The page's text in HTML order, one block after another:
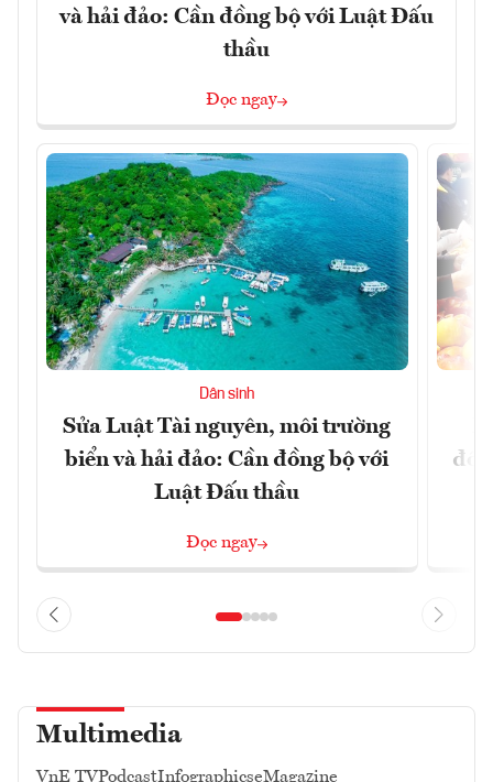
và hải đảo: Cần đồng bộ với Luật Đấu
thầu
Đọc ngay
Dân sinh
Sửa Luật Tài nguyên, môi trường
biển và hải đảo: Cần đồng bộ với
Luật Đấu thầu
Đọc ngay
Multimedia
VnE TVPodcastInfographicseMagazine